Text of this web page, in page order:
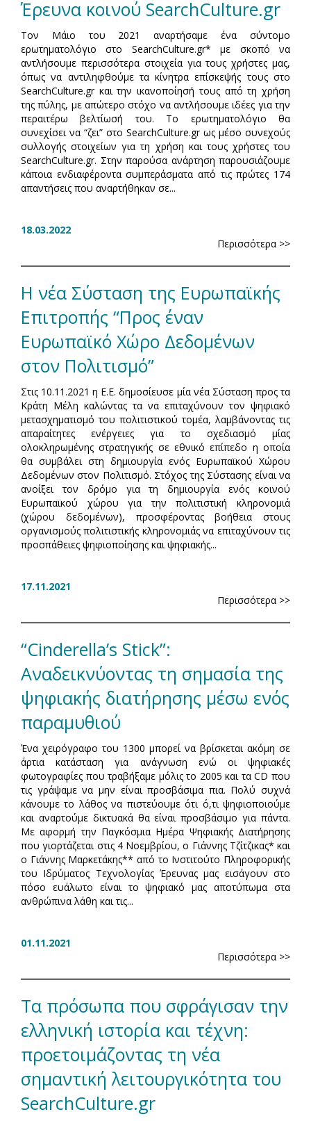
Έρευνα κοινού SearchCulture.gr
Τον Μάιο του 2021 αναρτήσαμε ένα σύντομο
ερωτηματολόγιο στο SearchCulture.gr* με σκοπό να
αντλήσουμε περισσότερα στοιχεία για τους χρήστες μας,
όπως να αντιληφθούμε τα κίνητρα επίσκεψής τους στο
SearchCulture.gr και την ικανοποίησή τους από τη χρήση
της πύλης, με απώτερο στόχο να αντλήσουμε ιδέες για την
περαιτέρω βελτίωσή του. Το ερωτηματολόγιο θα
συνεχίσει να “ζει” στο SearchCulture.gr ως μέσο συνεχούς
συλλογής στοιχείων για τη χρήση και τους χρήστες του
SearchCulture.gr. Στην παρούσα ανάρτηση παρουσιάζουμε
κάποια ενδιαφέροντα συμπεράσματα από τις πρώτες 174
απαντήσεις που αναρτήθηκαν σε...
18.03.2022
Περισσότερα >>
Η νέα Σύσταση της Ευρωπαϊκής
Επιτροπής “Προς έναν
Ευρωπαϊκό Χώρο Δεδομένων
στον Πολιτισμό”
Στις 10.11.2021 η Ε.Ε. δημοσίευσε μία νέα Σύσταση προς τα
Κράτη Μέλη καλώντας τα να επιταχύνουν τον ψηφιακό
μετασχηματισμό του πολιτιστικού τομέα, λαμβάνοντας τις
απαραίτητες ενέργειες για το σχεδιασμό μίας
ολοκληρωμένης στρατηγικής σε εθνικό επίπεδο η οποία
θα συμβάλει στη δημιουργία ενός Ευρωπαϊκού Χώρου
Δεδομένων στον Πολιτισμό. Στόχος της Σύστασης είναι να
ανοίξει τον δρόμο για τη δημιουργία ενός κοινού
Ευρωπαϊκού χώρου για την πολιτιστική κληρονομιά
(χώρου δεδομένων), προσφέροντας βοήθεια στους
οργανισμούς πολιτιστικής κληρονομιάς να επιταχύνουν τις
προσπάθειες ψηφιοποίησης και ψηφιακής...
17.11.2021
Περισσότερα >>
“Cinderella’s Stick”:
Αναδεικνύοντας τη σημασία της
ψηφιακής διατήρησης μέσω ενός
παραμυθιού
Ένα χειρόγραφο του 1300 μπορεί να βρίσκεται ακόμη σε
άρτια κατάσταση για ανάγνωση ενώ οι ψηφιακές
φωτογραφίες που τραβήξαμε μόλις το 2005 και τα CD που
τις γράψαμε να μην είναι προσβάσιμα πια. Πολύ συχνά
κάνουμε το λάθος να πιστεύουμε ότι ό,τι ψηφιοποιούμε
και αναρτούμε δικτυακά θα είναι προσβάσιμο για πάντα.
Με αφορμή την Παγκόσμια Ημέρα Ψηφιακής Διατήρησης
που γιορτάζεται στις 4 Νοεμβρίου, ο Γιάννης Τζίτζικας* και
ο Γιάννης Μαρκετάκης** από το Ινστιτούτο Πληροφορικής
του Ιδρύματος Τεχνολογίας Έρευνας μας εισάγουν στο
πόσο ευάλωτο είναι το ψηφιακό μας αποτύπωμα στα
ανθρώπινα λάθη και τις...
01.11.2021
Περισσότερα >>
Τα πρόσωπα που σφράγισαν την
ελληνική ιστορία και τέχνη:
προετοιμάζοντας τη νέα
σημαντική λειτουργικότητα του
SearchCulture.gr